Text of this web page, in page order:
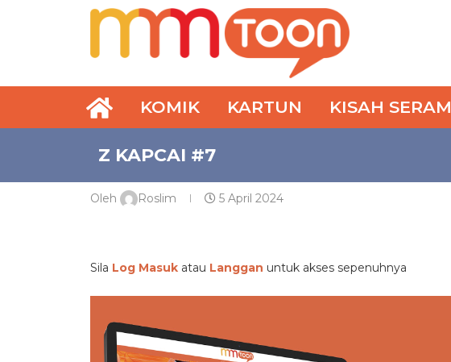
KOMIK KARTUN KISAH SERAM
Z KAPCAI #7
Oleh Roslim 5 April 2024
Sila Log Masuk atau Langgan untuk akses sepenuhnya